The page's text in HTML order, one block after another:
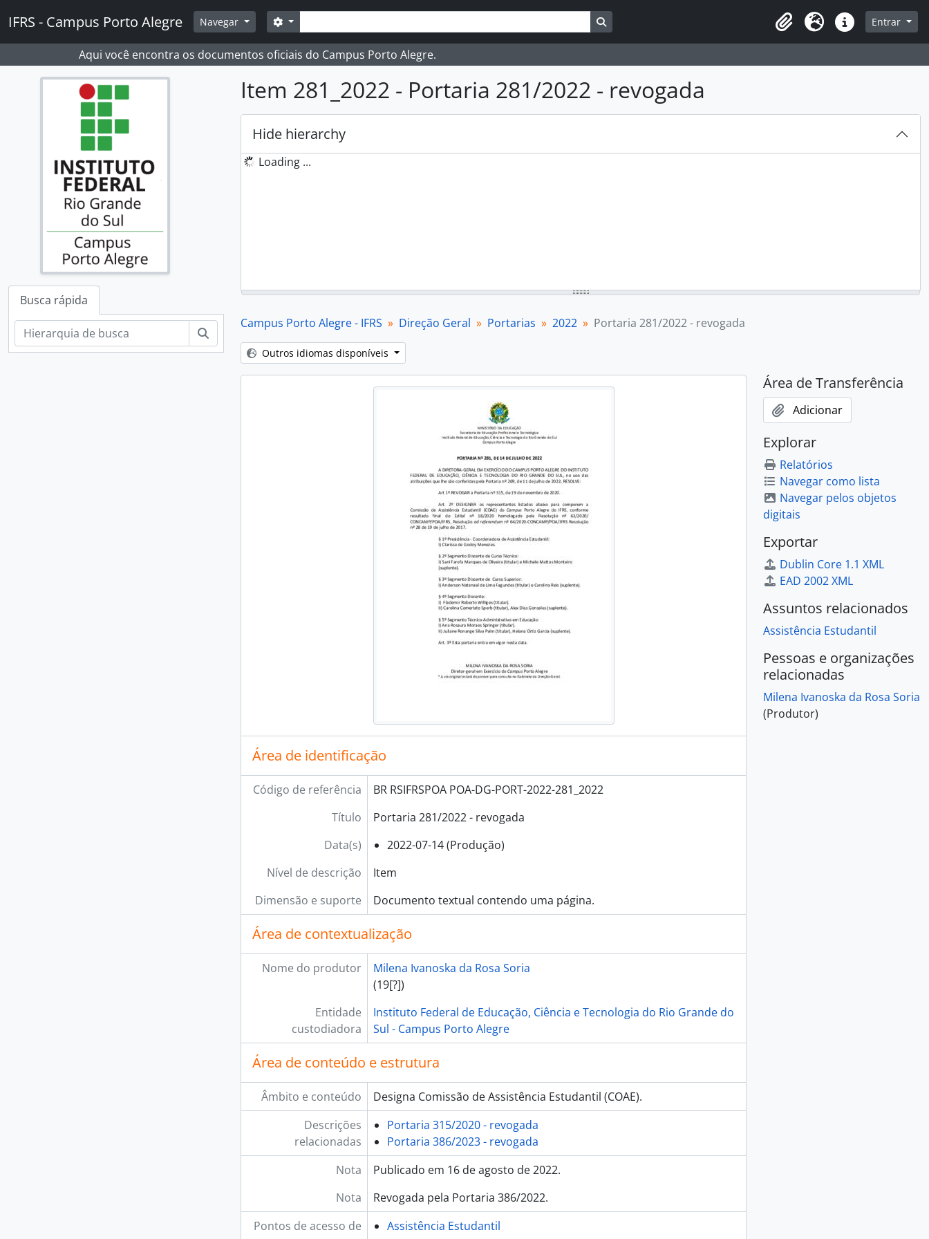
IFRS - Campus Porto Alegre Navegar Buscar
Opções de busca Busque na página de navegação
Idioma Atalhos Entrar
Aqui você encontra os documentos oficiais do Campus Porto Alegre.
Busca rápida
Item 281_2022 - Portaria 281/2022 - revogada
Hide hierarchy
Loading ...
Campus Porto Alegre - IFRS Direção Geral Portarias 2022 Portaria 281/2022 - revogada
Outros idiomas disponíveis
Área de identificação
Código de referência
BR RSIFRSPOA POA-DG-PORT-2022-281_2022
Título
Portaria 281/2022 - revogada
Data(s)
2022-07-14 (Produção)
Nível de descrição
Item
Dimensão e suporte
Documento textual contendo uma página.
Área de contextualização
Nome do produtor
Milena Ivanoska da Rosa Soria
(19[?])
Entidade
custodiadora
Instituto Federal de Educação, Ciência e Tecnologia do Rio Grande do
Sul - Campus Porto Alegre
Área de conteúdo e estrutura
Âmbito e conteúdo
Designa Comissão de Assistência Estudantil (COAE).
Descrições
relacionadas
Portaria 315/2020 - revogada
Portaria 386/2023 - revogada
Nota
Publicado em 16 de agosto de 2022.
Nota
Revogada pela Portaria 386/2022.
Pontos de acesso de
Assistência Estudantil
Área de Transferência
Adicionar
Explorar
Relatórios
Navegar como lista
Navegar pelos objetos
digitais
Exportar
Dublin Core 1.1 XML
EAD 2002 XML
Assuntos relacionados
Assistência Estudantil
Pessoas e organizações
relacionadas
Milena Ivanoska da Rosa Soria
(Produtor)